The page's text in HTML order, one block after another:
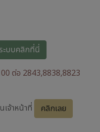
ะบบคลิกที่นี่
ต่อ 2843,8838,8823
จ้าหน้าที่
คลิกเลย